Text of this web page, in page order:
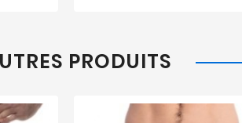
PRODUITS